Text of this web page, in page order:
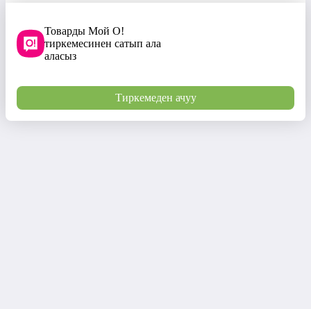
Товарды Мой О!
тиркемесинен сатып ала
аласыз
Тиркемеден ачуу